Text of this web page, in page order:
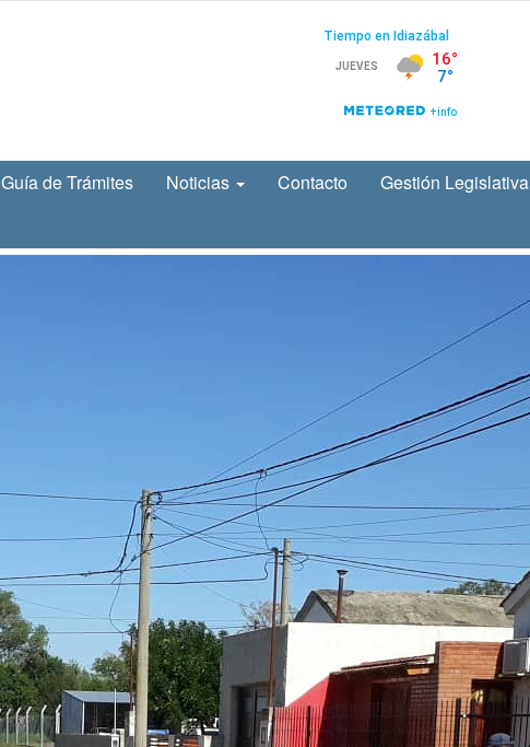
Guía de Trámites Noticias Contacto Gestión Legislativa